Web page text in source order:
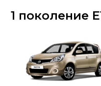
1 поколение